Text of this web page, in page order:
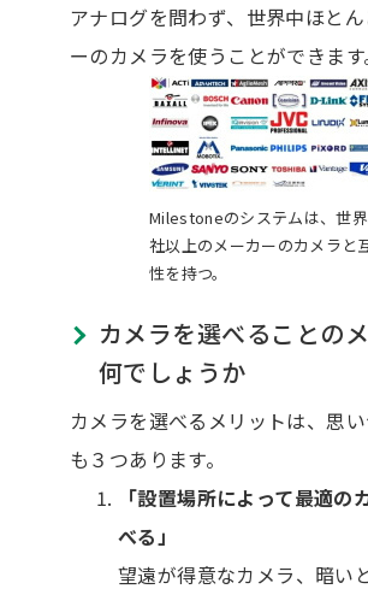
アナログを問わず、世界中ほと
ーのカメラを使うことができます
Milestoneのシステムは、世
社以上のメーカーのカメラと
性を持つ。
カメラを選べることの
何でしょうか
カメラを選べるメリットは、思
も３つあります。
「設置場所によって最適の
べる」
望遠が得意なカメラ、暗い